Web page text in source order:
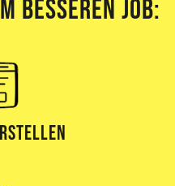
besseren Job: